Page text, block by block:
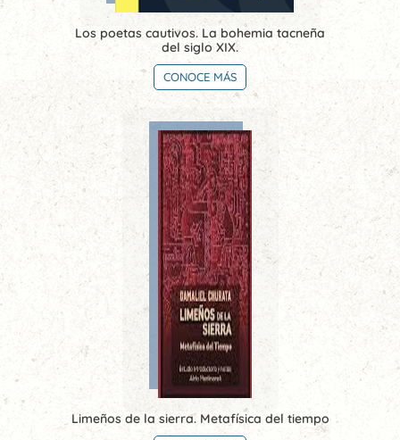
Los poetas cautivos. La bohemia tacneña
del siglo XIX.
CONOCE MÁS
Limeños de la sierra. Metafísica del tiempo